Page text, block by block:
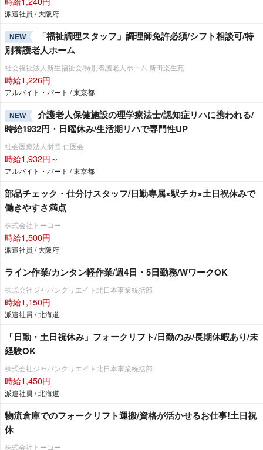
派遣社員 / 大阪府
NEW
「福祉調理スタッフ」調理師免許必須/シフト相談可/特
別養護老人ホーム
社会福祉法人新生福祉会/特別養護老人ホーム 新田楽生苑
時給1,226円
アルバイト・パート / 東京都
NEW
介護老人保健施設の理学療法士/認知症リハに携われる/
時給1932円・日曜休み/生活期リハで専門性UP
社会医療法人財団 仁医会
時給1,932円～
アルバイト・パート / 東京都
部品チェック・仕分けスタッフ/日勤専属×駅チカ×土日祝休みで
働きやすさ満点
株式会社トーコー
時給1,500円
派遣社員 / 大阪府
ライン作業/カンタン軽作業/週4日・5日勤務/WワークOK
株式会社ジャパンクリエイト北日本事業統括部
時給1,150円
派遣社員 / 北海道
「日勤・土日祝休み」フォークリフト/日勤のみ/長期休暇あり/未
経験OK
株式会社ジャパンクリエイト北日本事業統括部
時給1,450円
派遣社員 / 北海道
物流倉庫でのフォークリフト運搬/資格が活かせるお仕事!土日祝
休
株式会社トーコー